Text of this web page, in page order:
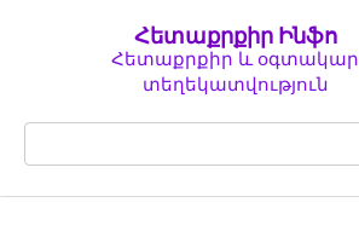
Հետաքրքիր Ինֆո
Հետաքրքիր և օգտակար
տեղեկատվություն